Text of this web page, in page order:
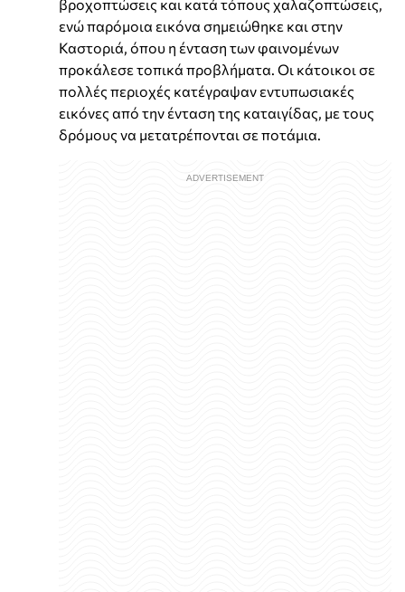
βροχοπτώσεις και κατά τόπους χαλαζοπτώσεις,
ενώ παρόμοια εικόνα σημειώθηκε και στην
Καστοριά, όπου η ένταση των φαινομένων
προκάλεσε τοπικά προβλήματα. Οι κάτοικοι σε
πολλές περιοχές κατέγραψαν εντυπωσιακές
εικόνες από την ένταση της καταιγίδας, με τους
δρόμους να μετατρέπονται σε ποτάμια.